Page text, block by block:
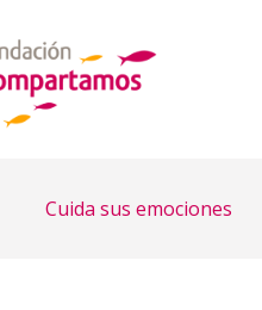
Cuida sus emociones